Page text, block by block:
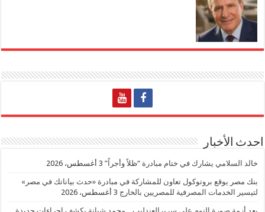
احدث الأخبار
خالد السلامي يشارك في ختام مبادرة “ظلاً وأجراً” 3 أغسطس، 2026
بنك مصر يوقع بروتوكول تعاون للمشاركة في مبادرة «حدث بياناتك في مصر»
لتيسير الخدمات المصرفية للمصريين بالخارج 3 أغسطس، 2026